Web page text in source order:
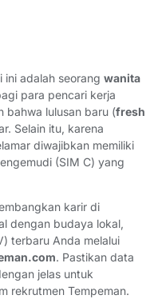
adalah seorang wanita
para pencari kerja
bahwa lulusan baru (fresh
Selain itu, karena
diwajibkan memiliki
(SIM C) yang
karir di
dengan budaya lokal,
terbaru Anda melalui
. Pastikan data
jelas untuk
rekrutmen Tempeman.